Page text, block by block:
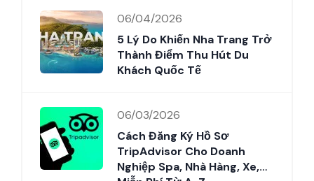
06/04/2026
5 Lý Do Khiến Nha Trang Trở
Thành Điểm Thu Hút Du
Khách Quốc Tế
06/03/2026
Cách Đăng Ký Hồ Sơ
TripAdvisor Cho Doanh
Nghiệp Spa, Nhà Hàng, Xe,…